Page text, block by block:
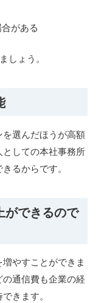
がある
しょう。
選んだほうが高額
しての本社事務所
るからです。
ができるので
やすことができま
通信費も企業の経
きます。